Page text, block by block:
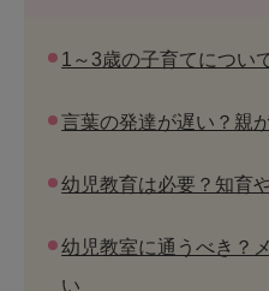
1～3歳の子育てについ
言葉の発達が遅い？親
幼児教育は必要？知育
幼児教室に通うべき？
い